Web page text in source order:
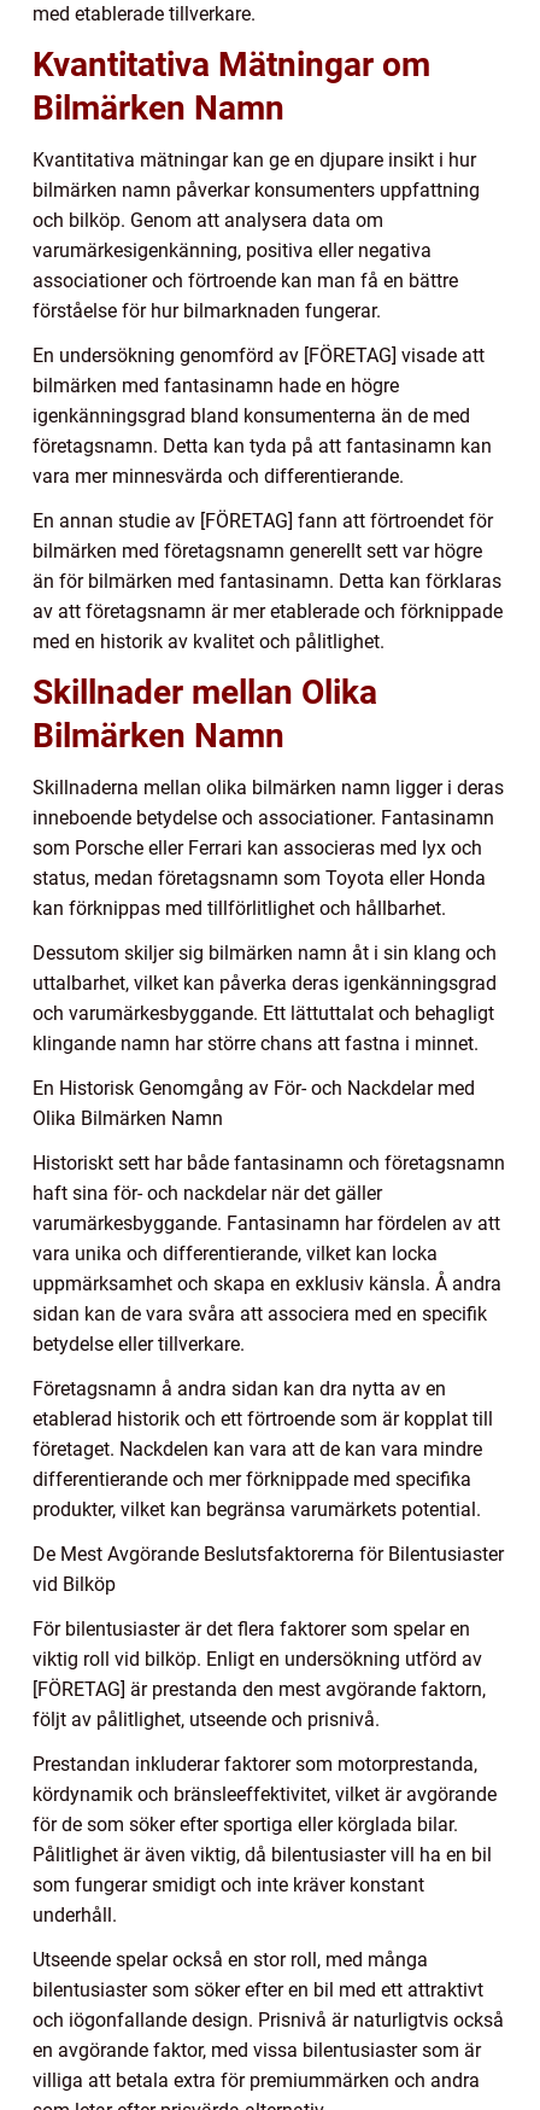
med etablerade tillverkare.
Kvantitativa Mätningar om
Bilmärken Namn
Kvantitativa mätningar kan ge en djupare insikt i hur
bilmärken namn påverkar konsumenters uppfattning
och bilköp. Genom att analysera data om
varumärkesigenkänning, positiva eller negativa
associationer och förtroende kan man få en bättre
förståelse för hur bilmarknaden fungerar.
En undersökning genomförd av [FÖRETAG] visade att
bilmärken med fantasinamn hade en högre
igenkänningsgrad bland konsumenterna än de med
företagsnamn. Detta kan tyda på att fantasinamn kan
vara mer minnesvärda och differentierande.
En annan studie av [FÖRETAG] fann att förtroendet för
bilmärken med företagsnamn generellt sett var högre
än för bilmärken med fantasinamn. Detta kan förklaras
av att företagsnamn är mer etablerade och förknippade
med en historik av kvalitet och pålitlighet.
Skillnader mellan Olika
Bilmärken Namn
Skillnaderna mellan olika bilmärken namn ligger i deras
inneboende betydelse och associationer. Fantasinamn
som Porsche eller Ferrari kan associeras med lyx och
status, medan företagsnamn som Toyota eller Honda
kan förknippas med tillförlitlighet och hållbarhet.
Dessutom skiljer sig bilmärken namn åt i sin klang och
uttalbarhet, vilket kan påverka deras igenkänningsgrad
och varumärkesbyggande. Ett lättuttalat och behagligt
klingande namn har större chans att fastna i minnet.
En Historisk Genomgång av För- och Nackdelar med
Olika Bilmärken Namn
Historiskt sett har både fantasinamn och företagsnamn
haft sina för- och nackdelar när det gäller
varumärkesbyggande. Fantasinamn har fördelen av att
vara unika och differentierande, vilket kan locka
uppmärksamhet och skapa en exklusiv känsla. Å andra
sidan kan de vara svåra att associera med en specifik
betydelse eller tillverkare.
Företagsnamn å andra sidan kan dra nytta av en
etablerad historik och ett förtroende som är kopplat till
företaget. Nackdelen kan vara att de kan vara mindre
differentierande och mer förknippade med specifika
produkter, vilket kan begränsa varumärkets potential.
De Mest Avgörande Beslutsfaktorerna för Bilentusiaster
vid Bilköp
För bilentusiaster är det flera faktorer som spelar en
viktig roll vid bilköp. Enligt en undersökning utförd av
[FÖRETAG] är prestanda den mest avgörande faktorn,
följt av pålitlighet, utseende och prisnivå.
Prestandan inkluderar faktorer som motorprestanda,
kördynamik och bränsleeffektivitet, vilket är avgörande
för de som söker efter sportiga eller körglada bilar.
Pålitlighet är även viktig, då bilentusiaster vill ha en bil
som fungerar smidigt och inte kräver konstant
underhåll.
Utseende spelar också en stor roll, med många
bilentusiaster som söker efter en bil med ett attraktivt
och iögonfallande design. Prisnivå är naturligtvis också
en avgörande faktor, med vissa bilentusiaster som är
villiga att betala extra för premiummärken och andra